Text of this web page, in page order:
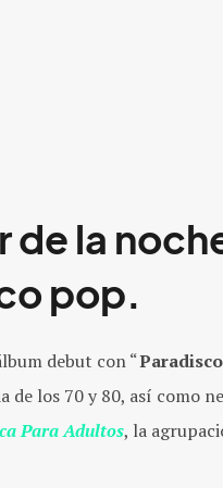
de la
pop.
debut con “Paradisco
de los 70 y 80, así como
Para Adultos, la